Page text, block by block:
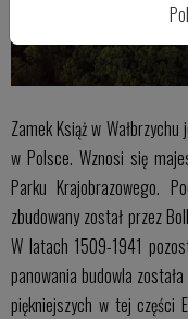
Zamek Książ w
w Polsce. Wznosi się
Parku Krajobrazowego.
zbudowany został przez
W latach 1509-1941
panowania budowla
piękniejszych w tej części